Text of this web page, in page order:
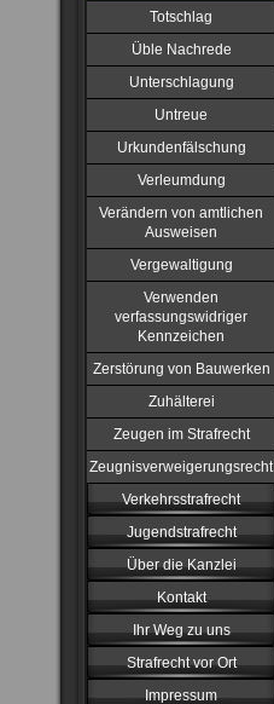
Totschlag
Üble Nachrede
Unterschlagung
Untreue
Urkundenfälschung
Verleumdung
Verändern von amtlichen
Ausweisen
Vergewaltigung
Verwenden
verfassungswidriger
Kennzeichen
Zerstörung von Bauwerken
Zuhälterei
Zeugen im Strafrecht
Zeugnisverweigerungsrecht
Verkehrsstrafrecht
Jugendstrafrecht
Über die Kanzlei
Kontakt
Ihr Weg zu uns
Strafrecht vor Ort
Impressum